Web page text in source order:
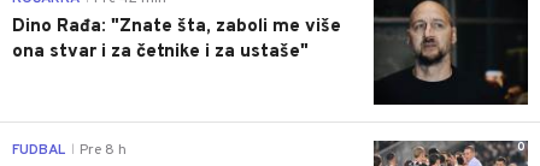
Dino Rađa: "Znate šta, zaboli me više
ona stvar i za četnike i za ustaše"
0
FUDBAL Pre 8 h